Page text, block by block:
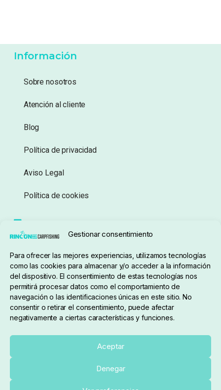
Gestionar consentimiento
Para ofrecer las mejores experiencias, utilizamos tecnologías
como las cookies para almacenar y/o acceder a la información
del dispositivo. El consentimiento de estas tecnologías nos
permitirá procesar datos como el comportamiento de
navegación o las identificaciones únicas en este sitio. No
consentir o retirar el consentimiento, puede afectar
negativamente a ciertas características y funciones.
Aceptar
Denegar
Información
Sobre nosotros
Atención al cliente
Blog
Política de privacidad
Aviso Legal
Política de cookies
Sobre nosotros